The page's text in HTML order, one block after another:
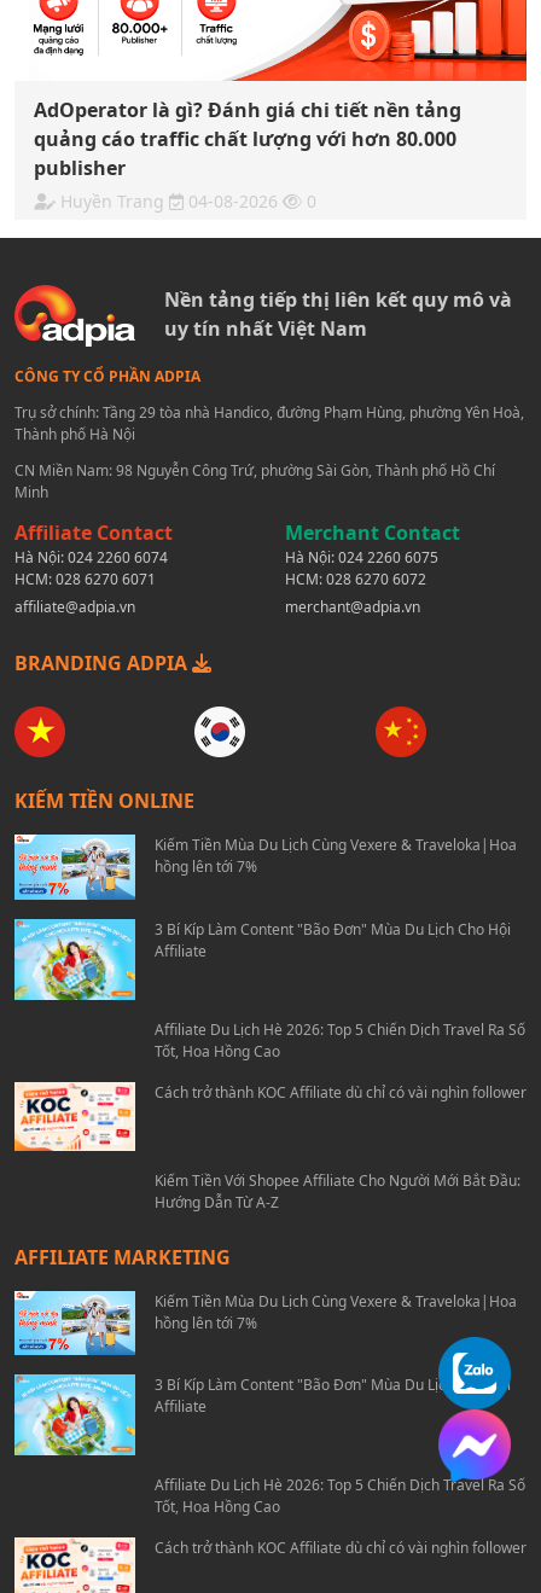
AdOperator là gì? Đánh giá chi tiết nền tảng
quảng cáo traffic chất lượng với hơn 80.000
publisher
Huyền Trang 04-08-2026 0
Nền tảng tiếp thị liên kết quy mô và
uy tín nhất Việt Nam
CÔNG TY CỔ PHẦN ADPIA
Trụ sở chính: Tầng 29 tòa nhà Handico, đường Phạm Hùng, phường Yên Hoà,
Thành phố Hà Nội
CN Miền Nam: 98 Nguyễn Công Trứ, phường Sài Gòn, Thành phố Hồ Chí
Minh
Affiliate Contact
Hà Nội:024 2260 6074
HCM:028 6270 6071
affiliate@adpia.vn
Merchant Contact
Hà Nội:024 2260 6075
HCM:028 6270 6072
merchant@adpia.vn
BRANDING ADPIA
KIẾM TIỀN ONLINE
Kiếm Tiền Mùa Du Lịch Cùng Vexere & Traveloka|Hoa
hồng lên tới 7%
3 Bí Kíp Làm Content "Bão Đơn" Mùa Du Lịch Cho Hội
Affiliate
Affiliate Du Lịch Hè 2026: Top 5 Chiến Dịch Travel Ra Số
Tốt, Hoa Hồng Cao
Kiếm Tiền Với Shopee Affiliate Cho Người Mới Bắt Đầu:
AFFILIATE MARKETING
Kiếm Tiền Mùa Du Lịch Cùng Vexere & Traveloka|Hoa
hồng lên tới 7%
3 Bí Kíp Làm Content "Bão Đơn" Mùa Du Lịch Cho Hội
Affiliate Du Lịch Hè 2026: Top 5 Chiến Dịch Travel Ra Số
Tốt, Hoa Hồng Cao